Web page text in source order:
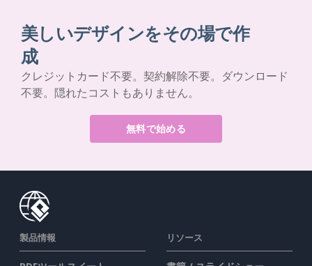
美しいデザインをその場で作
成
クレジットカード不要。契約解除不要。ダウンロード
不要。隠れたコストもありません。
無料で始める
製品情報 リソース